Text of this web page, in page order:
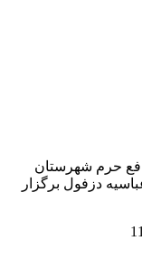
حرم شهرستان
دزفول برگزار